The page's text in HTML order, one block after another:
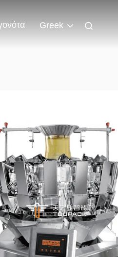
Greek